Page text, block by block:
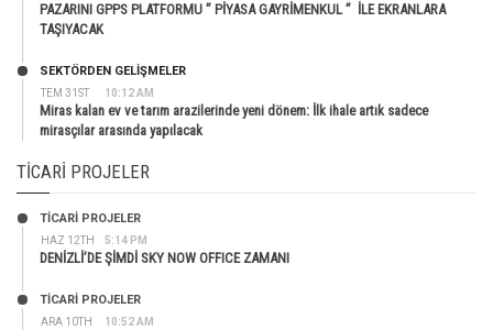
PAZARINI GPPS PLATFORMU ” PİYASA GAYRİMENKUL ” İLE EKRANLARA
TAŞIYACAK
TEM 31ST 10:12 AM
SEKTÖRDEN GELIŞMELER
Miras kalan ev ve tarım arazilerinde yeni dönem: İlk ihale artık sadece
mirasçılar arasında yapılacak
TICARI PROJELER
HAZ 12TH 5:14 PM
TİCARİ PROJELER
DENİZLİ’DE ŞİMDİ SKY NOW OFFICE ZAMANI
ARA 10TH 10:52 AM
TİCARİ PROJELER